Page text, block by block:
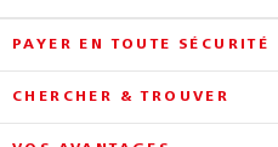
PAYER EN TOUTE SÉCURITÉ
CHERCHER & TROUVER